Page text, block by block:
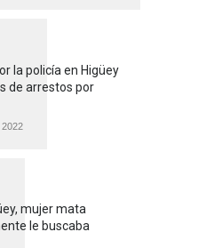
la policía en Higüey
de arrestos por
mujer mata
le buscaba